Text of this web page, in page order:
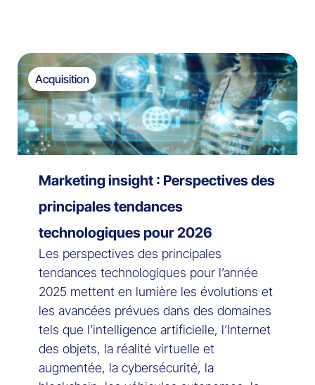
Acquisition
Marketing insight : Perspectives des
principales tendances
technologiques pour 2026
Les perspectives des principales
tendances technologiques pour l’année
2025 mettent en lumière les évolutions et
les avancées prévues dans des domaines
tels que l’intelligence artificielle, l’Internet
des objets, la réalité virtuelle et
augmentée, la cybersécurité, la